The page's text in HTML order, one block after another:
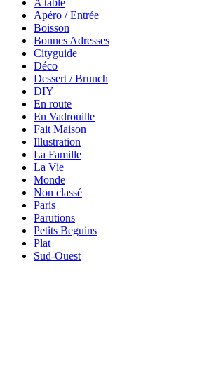
A table
Apéro / Entrée
Boisson
Bonnes Adresses
Cityguide
Déco
Dessert / Brunch
DIY
En route
En Vadrouille
Fait Maison
Illustration
La Famille
La Vie
Monde
Non classé
Paris
Parutions
Petits Beguins
Plat
Sud-Ouest